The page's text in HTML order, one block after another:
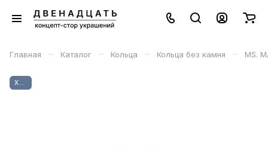
Главная – Каталог – Кольца – Кольца без камня – MS.